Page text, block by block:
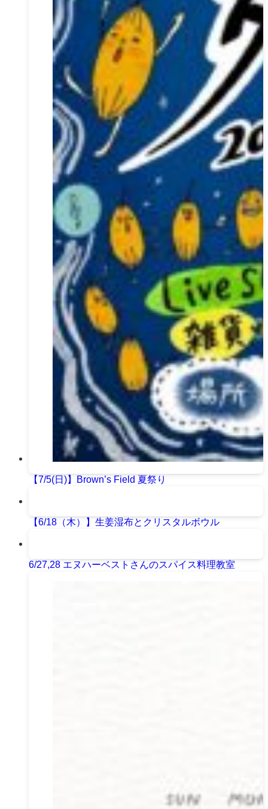
【7/5(日)】Brown’s Field 夏祭り
【6/18（木）】生姜湿布とクリスタルボウル
6/27,28 エヌハーベストさんのスパイス料理教室